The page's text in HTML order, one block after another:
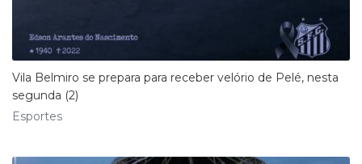
Vila Belmiro se prepara para receber velório de Pelé, nesta
segunda (2)
Esportes